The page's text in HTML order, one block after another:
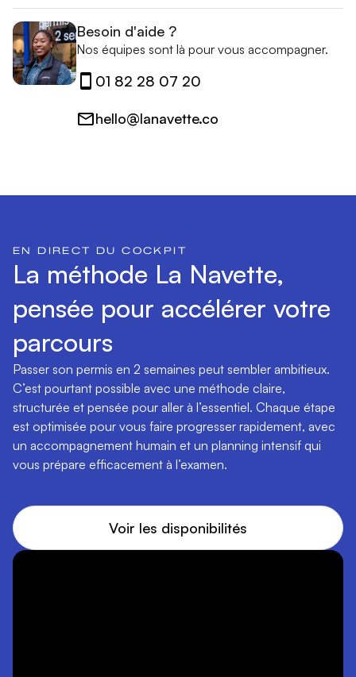
Besoin d'aide ?
Nos équipes sont là pour vous accompagner.
01 82 28 07 20
hello@lanavette.co
EN DIRECT DU COCKPIT
La méthode La Navette,
pensée pour accélérer votre
parcours
Passer son permis en 2 semaines peut sembler ambitieux.
C’est pourtant possible avec une méthode claire,
structurée et pensée pour aller à l’essentiel. Chaque étape
est optimisée pour vous faire progresser rapidement, avec
un accompagnement humain et un planning intensif qui
vous prépare efficacement à l’examen.
Voir les disponibilités